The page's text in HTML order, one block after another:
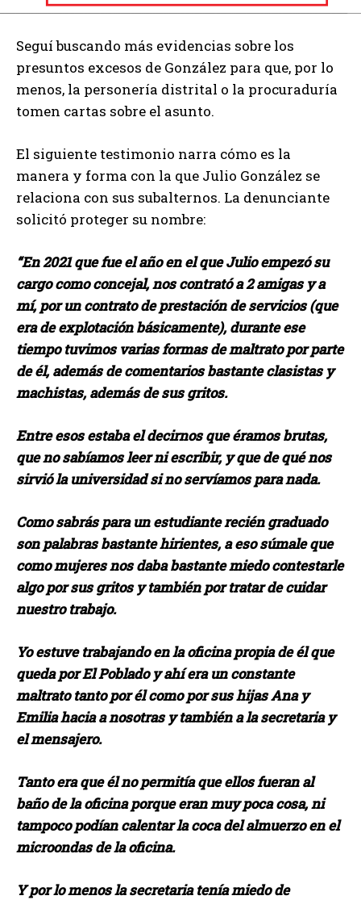
Seguí buscando más evidencias sobre los
presuntos excesos de González para que, por lo
menos, la personería distrital o la procuraduría
tomen cartas sobre el asunto.
El siguiente testimonio narra cómo es la
manera y forma con la que Julio González se
relaciona con sus subalternos. La denunciante
solicitó proteger su nombre:
“En 2021 que fue el año en el que Julio empezó su
cargo como concejal, nos contrató a 2 amigas y a
mí, por un contrato de prestación de servicios (que
era de explotación básicamente), durante ese
tiempo tuvimos varias formas de maltrato por parte
de él, además de comentarios bastante clasistas y
machistas, además de sus gritos.
Entre esos estaba el decirnos que éramos brutas,
que no sabíamos leer ni escribir, y que de qué nos
sirvió la universidad si no servíamos para nada.
Como sabrás para un estudiante recién graduado
son palabras bastante hirientes, a eso súmale que
como mujeres nos daba bastante miedo contestarle
algo por sus gritos y también por tratar de cuidar
nuestro trabajo.
Yo estuve trabajando en la oficina propia de él que
queda por El Poblado y ahí era un constante
maltrato tanto por él como por sus hijas Ana y
Emilia hacia a nosotras y también a la secretaria y
el mensajero.
Tanto era que él no permitía que ellos fueran al
baño de la oficina porque eran muy poca cosa, ni
tampoco podían calentar la coca del almuerzo en el
microondas de la oficina.
Y por lo menos la secretaria tenía miedo de